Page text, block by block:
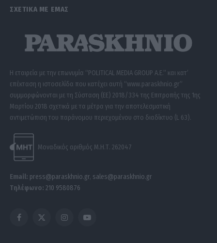
ΣΧΕΤΙΚΑ ΜΕ ΕΜΑΣ
Η εταιρεία με την επωνυμία “POLITICAL MEDIA GROUP A.E.” και κατ’
επέκταση η ιστοσελίδα που κατέχει αυτή “www.paraskhnio.gr”
συμμορφώνονται με τη Σύσταση (ΕΕ) 2018/334 της Επιτροπής της 1ης
Μαρτίου 2018 σχετικά με τα μέτρα για την αποτελεσματική
αντιμετώπιση του παράνομου περιεχομένου στο διαδίκτυο (L 63).
Μοναδικός αριθμός Μ.Η.Τ. 262047
Email: press@paraskhnio.gr, sales@paraskhnio.gr
Τηλέφωνο: 210 9580876
Facebook
X
InstagramYouTube